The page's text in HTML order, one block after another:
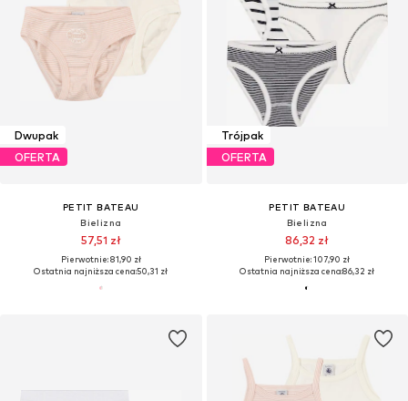
Dwupak
OFERTA
PETIT BATEAU
Bielizna
57,51 zł
Pierwotnie: 81,90 zł
Ostatnia najniższa cena:50,31 zł
Trójpak
OFERTA
PETIT BATEAU
Bielizna
86,32 zł
Pierwotnie: 107,90 zł
Ostatnia najniższa cena:86,32 zł